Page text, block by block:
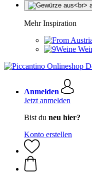
Mehr Inspiration
Anmelden
Jetzt anmelden
Bist du neu hier?
Konto erstellen